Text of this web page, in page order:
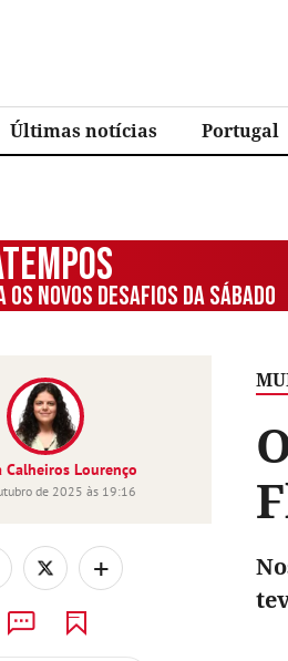
Últimas notícias Portugal
OS NOVOS DESAFIOS DA SÁBADO
Calheiros Lourenço
de 2025 às 19:16
+